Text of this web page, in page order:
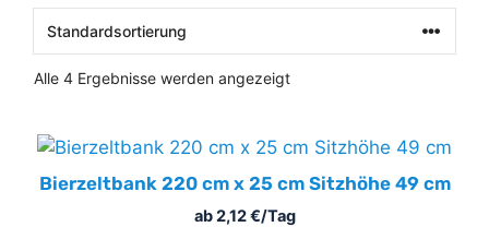
Alle 4 Ergebnisse werden angezeigt
Bierzeltbank 220 cm x 25 cm Sitzhöhe 49 cm
ab2,12€/Tag